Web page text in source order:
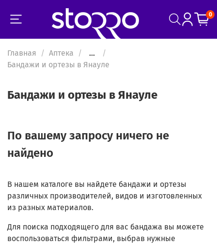
0
Главная Аптека
...
Бандажи и ортезы в Янауле
Бандажи и ортезы в Янауле
По вашему запросу ничего не
найдено
В нашем каталоге вы найдете бандажи и ортезы
различных производителей, видов и изготовленных
из разных материалов.
Для поиска подходящего для вас бандажа вы можете
воспользоваться фильтрами, выбрав нужные